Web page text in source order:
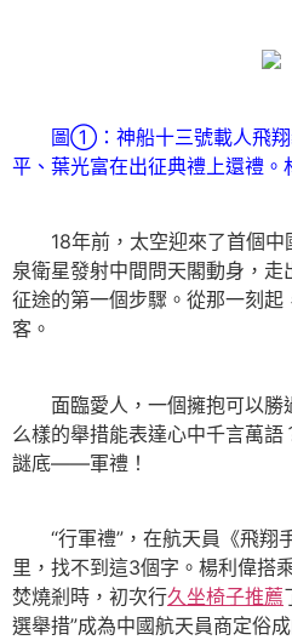
圖①：神船十三號載人飛翔
平、葉光富在出征典禮上還禮。
18年前，太空迎來了首個中
泉衛星發射中間問天閣動身，
征途的第一個步驟。從那一刻
客。
面臨愛人，一個擁抱可以勝
么樣的舉措能表達心中千言萬
謎底——軍禮！
“行軍禮”，在航天員《飛翔
里，找不到這3個字。楊利偉搭
焚燒剎時，初次行久坐椅子推薦
選舉措”成為中國航天員商定俗成